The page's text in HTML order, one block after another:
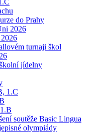
do Prahy
2026
turnaji škol
jídelny
1.C
soutěže Basic Lingua
olympiády